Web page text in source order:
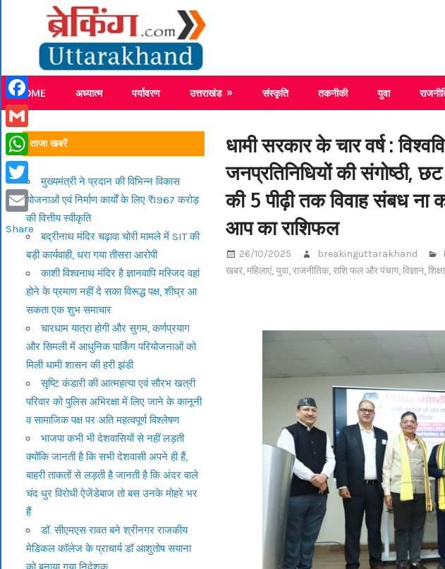
content
Breaking News Uttarakhand
HOME अध्यात्म पर्यावरण उत्तराखंड संस्कृति तकनीकी युवा
धामी सरकार के चार वर्ष :
जनप्रतिनिधियों की संगोष्ठी, छट
की 5 पीढ़ी तक विवाह संबध
आप का राशिफल
26/10/2025 breakinguttarakhand
खबर,महिलाएं,युवा,राजनीतिक,राशि फल और पंचाग,विज्ञान,शिक्षा
ताजा खबरें
मुख्यमंत्री ने प्रदान की विभिन्न विकास
योजनाओं एवं निर्माण कार्यों के लिए ₹1967 करोड़
की वित्तीय स्वीकृति
बद्रीनाथ मंदिर चढ़ावा चोरी मामले में SIT की
बड़ी कार्यवाही, धरा गया तीसरा आरोपी
काशी विश्वनाथ मंदिर है ज्ञानवापि मस्जिद वहां
होने के प्रमाण नहीं दे सका विरूद्ध पक्ष, शीघ्र आ
सकता एक शुभ समाचार
चारधाम यात्रा होगी और सुगम, कर्णप्रयाग
और सिमली में आधुनिक पार्किंग परियोजनाओं को
मिली धामी शासन की हरी झंडी
सृष्टि कंडारी की आत्महत्या एवं सौरभ खत्री
परिवार को पुलिस अभिरक्षा में लिए जाने के कानूनी
व सामाजिक पक्ष पर अति महत्वपूर्ण विश्लेषण
भाजपा कभी भी देशवासियों से नहीं लड़ती
क्योंकि जानती है कि सभी देशवासी अपने ही हैं,
बाहरी ताकतों से लड़ती है जानती है कि अंदर वाले
चंद धुर विरोधी ऐजेंडेबाज तो बस उनके मोहरे भर
हैं
डॉ. सीएमएस रावत बने श्रीनगर राजकीय
मेडिकल कॉलेज के प्राचार्य डॉ आशुतोष सयाना
Facebook
Gmail
WhatsApp
Twitter
Email
Share